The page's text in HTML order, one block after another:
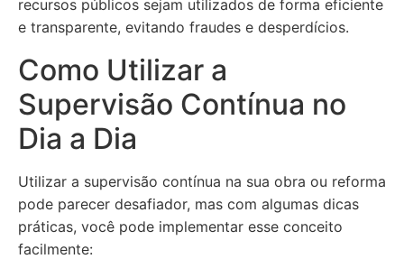
recursos públicos sejam utilizados de forma eficiente
e transparente, evitando fraudes e desperdícios.
Como Utilizar a
Supervisão Contínua no
Dia a Dia
Utilizar a supervisão contínua na sua obra ou reforma
pode parecer desafiador, mas com algumas dicas
práticas, você pode implementar esse conceito
facilmente: